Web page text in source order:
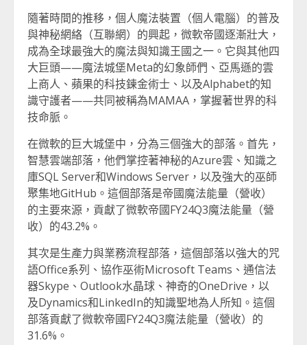
隨著時間的推移，個人魔法裝置（個人電腦）的普及
與神秘網絡（互聯網）的興起，微軟帝國逐漸壯大，
成為全球最強大的魔法與知識王國之一。它與其他四
大巨頭——魔法城堡Meta的幻象師們、亞馬遜的雲
上商人、蘋果的科技鍊金術士、以及Alphabet的知
識守護者——共同被稱為MAMAA，掌握著世界的科
技命脈。
在微軟的巨大城堡中，分為三個強大的部落。首先，
智慧雲端部落，他們掌控著神秘的Azure雲、知識之
庫SQL Server和Windows Server，以及強大的巫師
聚集地GitHub。這個部落是帝國魔法能量（營收）
的主要來源，貢獻了微軟帝國FY24Q3魔法能量（營
收）的43.2%。
其次是生產力與業務流程部落，這個部落以強大的咒
語Office系列、協作巫術Microsoft Teams、通信法
器Skype、Outlook水晶球、神奇的OneDrive，以
及Dynamics和LinkedIn的知識聖地為人所知。這個
部落貢獻了微軟帝國FY24Q3魔法能量（營收）的
31.6%。